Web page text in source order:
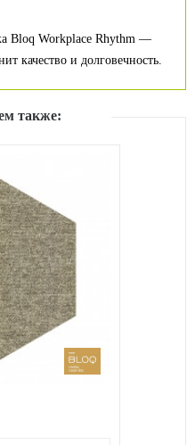
Bloq Workplace Rhythm —
качество и долговечность.
также: